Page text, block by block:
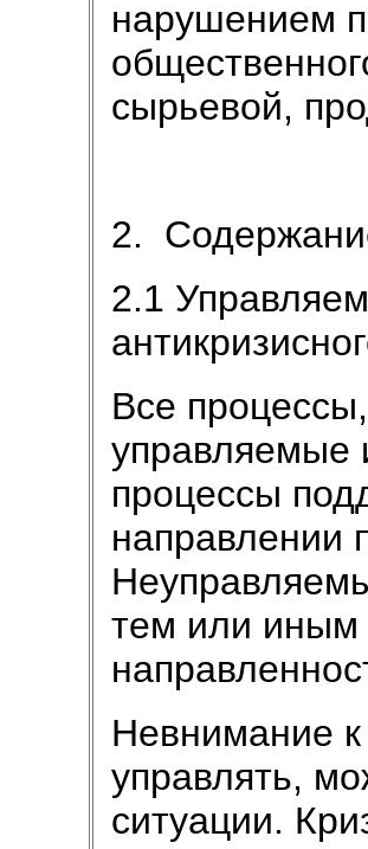
нарушением
сырьевой,
2.
2.1
Все
управляемые
процессы
направлении
тем или иным
Невнимание
управлять,
ситуации.